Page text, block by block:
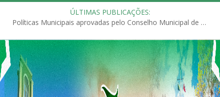
ÚLTIMAS PUBLICAÇÕES:
Políticas Municipais aprovadas pelo Conselho Municipal de Educação (CME)